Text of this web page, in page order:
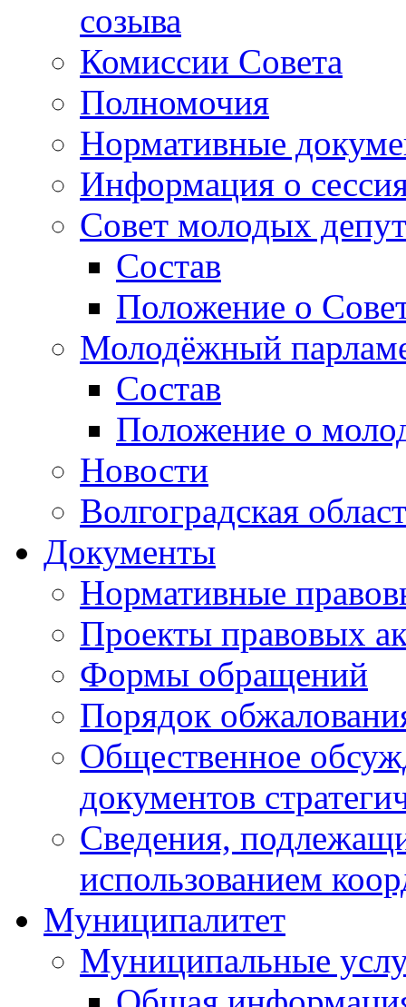
созыва
Комиссии Совета
Полномочия
Нормативные
Информация о
Совет молодых
Состав
Положение о
Молодёжный
Состав
Положение о
Новости
Волгоградская
Документы
Нормативные
Проекты правовых
Формы обращений
Порядок
Общественное
документов
Сведения,
использованием
Муниципалитет
Муниципальные